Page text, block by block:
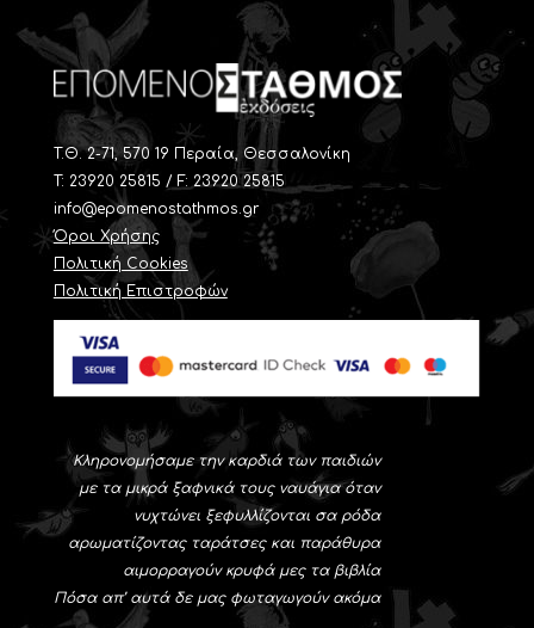
T.Θ. 2-71, 570 19 Περαία, Θεσσαλονίκη
Τ: 23920 25815 / F: 23920 25815
info@epomenostathmos.gr
Όροι Χρήσης
Πολιτική Cookies
Πολιτική Επιστροφών
Κληρονομήσαμε την καρδιά των παιδιών
με τα μικρά ξαφνικά τους ναυάγια όταν
νυχτώνει ξεφυλλίζονται σα ρόδα
αρωματίζοντας ταράτσες και παράθυρα
αιμορραγούν κρυφά μες τα βιβλία
Πόσα απ’ αυτά δε μας φωταγωγούν ακόμα